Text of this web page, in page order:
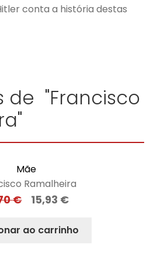
conta a história destas
de "Francisco
Mãe
Ramalheira
€ 15,93 €
ao carrinho